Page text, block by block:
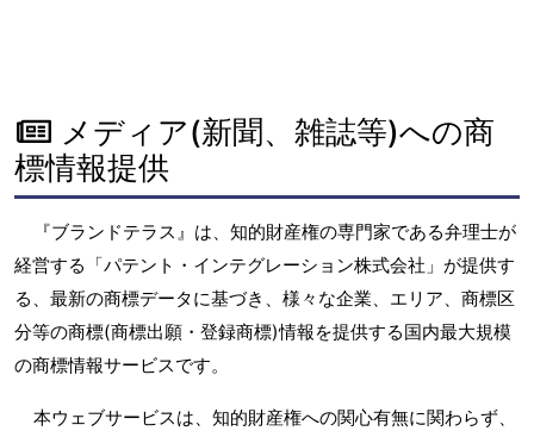
メディア(新聞、雑誌等)への商
標情報提供
『ブランドテラス』は、知的財産権の専門家である弁理士が
経営する「パテント・インテグレーション株式会社」が提供す
る、最新の商標データに基づき、様々な企業、エリア、商標区
分等の商標(商標出願・登録商標)情報を提供する国内最大規模
の商標情報サービスです。
本ウェブサービスは、知的財産権への関心有無に関わらず、